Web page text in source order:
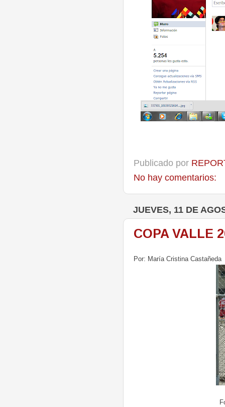
Publicado por
No hay comentarios:
JUEVES, 11 DE
COPA VALLE
Por: María Cristina Castañeda